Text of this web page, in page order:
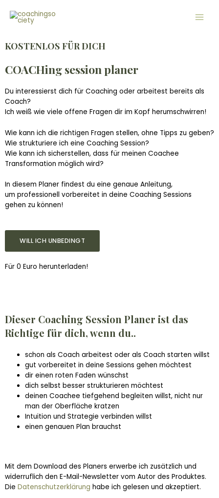
Inhalt
springen
KOSTENLOS FÜR DICH
COACHing session planer
Du interessierst dich für Coaching oder arbeitest bereits als
Coach?
Ich weiß wie viele offene Fragen dir im Kopf herumschwirren!
Wie kann ich die richtigen Fragen stellen, ohne Tipps zu geben?
Wie strukturiere ich eine Coaching Session?
Wie kann ich sicherstellen, dass für meinen Coachee
Transformation möglich wird?
In diesem Planer findest du eine genaue Anleitung,
um professionell vorbereitet in deine Coaching Sessions
gehen zu können!
WILL ICH UNBEDINGT
Für 0 Euro herunterladen!
Dieser Coaching Session Planer ist das
Richtige für dich, wenn du..
schon als Coach arbeitest oder als Coach starten willst
gut vorbereitet in deine Sessions gehen möchtest
dir einen roten Faden wünschst
dich selbst besser strukturieren möchtest
deinen Coachee tiefgehend begleiten willst, nicht nur
man der Oberfläche kratzen
Intuition und Strategie verbinden willst
einen genauen Plan brauchst
Mit dem Download des Planers erwerbe ich zusätzlich und
widerruflich den E-Mail-Newsletter vom Autor des Produktes.
Die Datenschutzerklärung habe ich gelesen und akzeptiert.